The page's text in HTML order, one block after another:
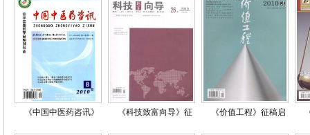
《中国中医药咨讯》 《科技致富向导》征 《价值工程》征稿启